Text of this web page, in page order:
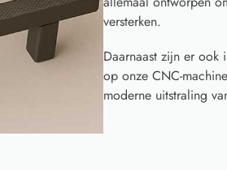
versterken.
Daarnaast zijn er ook
op onze CNC-
moderne uitstraling